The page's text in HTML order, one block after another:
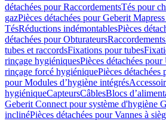
détachées pour RaccordementsTés pour
gazPièces détachées pour Geberit
TésRéductions indémontablesPièces
détachées pour ObturateursRaccordements
tubes et raccordsFixations pour tubes
rinçage hygiéniquesPièces détachées
rinçage forcé hygiéniquePièces
pour Modules d’hygiène intégrés
hygiéniqueCapteursCâblesBlocs
Geberit Connect pour système d'hygiène
inclinéPièces détachées pour Vannes à